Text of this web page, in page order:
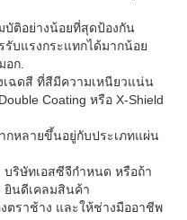
ติอย่างน้อยที่สุดป้องกัน
บแรงกระแทกได้มากน้อย
อก.
เฉดสี ที่สีมีความเหนียวแน่น
Coating หรือ X-Shield
กหลายขึ้นอยู่กับประเภทแผ่น
ริษัทเอสซีจีกำหนด หรือถ้า
ยินดีเคลมสินค้า
ตราช้าง และให้ช่างมืออาชีพ